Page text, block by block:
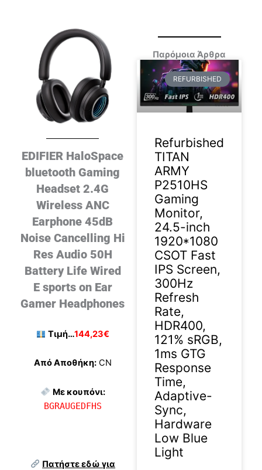
EDIFIER HaloSpace
bluetooth Gaming
Headset 2.4G
Wireless ANC
Earphone 45dB
Noise Cancelling Hi
Res Audio 50H
Battery Life Wired
E sports on Ear
Gamer Headphones
Τιμή…144,23€
Από Αποθήκη:CN
Με κουπόνι:
BGRAUGEDFHS
Πατήστε εδώ για
Παρόμοια Άρθρα
REFURBISHED
Refurbished
TITAN
ARMY
P2510HS
Gaming
Monitor,
24.5-inch
1920*1080
CSOT Fast
IPS Screen,
300Hz
Refresh
Rate,
HDR400,
121% sRGB,
1ms GTG
Response
Time,
Adaptive-
Sync,
Hardware
Low Blue
Light